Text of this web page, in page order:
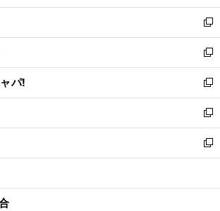
開
く
ウ
で
開
く
ン
ド
ウ
で
開
く
ウ
ィ
ン
ド
ウ
で
開
く
新
し
い
ウ
ィ
ン
ド
ウ
で
開
新
し
い
ウ
ィ
ン
ド
ウ
開
パ!
新
し
い
ウ
ィ
ン
ウ
新
し
い
ウ
ン
新
し
ウ